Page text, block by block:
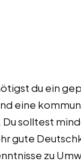
du ein
eine
solltest
gute
zu